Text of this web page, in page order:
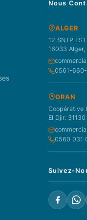
Nous
ALGER
12 SNTP
16033 Alger,
0561-
ORAN
Coopérative
El Djir.
0560 031
Suivez-